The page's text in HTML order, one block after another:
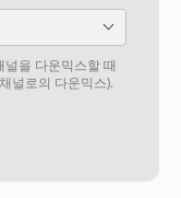
을 다운믹스할 때
널로의 다운믹스).